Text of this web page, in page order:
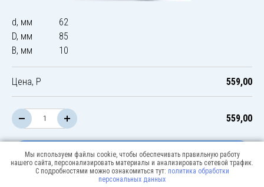
d, мм
62
D, мм
85
B, мм
10
Цена, Р 559,00
559,00
В корзину
Мы используем файлы cookie, чтобы обеспечивать правильную работу
нашего сайта, персонализировать материалы и анализировать сетевой трафик.
С подробностями можно ознакомиться тут: политика обработки
персональных данных